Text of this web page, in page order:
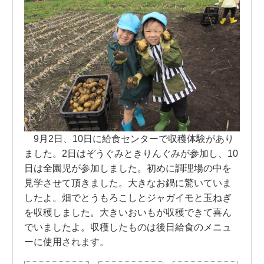
9月2日、10日に給食センターで収穫体験があり
ました。2日はぞうぐみときりんぐみが参加し、10
日は全園児が参加しました。初めに調理場の中を
見学させて頂きました。大きなお鍋に驚いていま
したよ。畑でとうもろこしとジャガイモと玉ねぎ
を収穫しました。大きいおいもが収穫できて喜ん
でいましたよ。収穫したものは後日給食のメニュ
ーに使用されます。